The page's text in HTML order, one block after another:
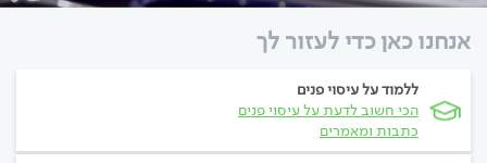
אנחנו כאן כדי לעזור לך
ללמוד על עיסוי פנים
הכי חשוב לדעת על עיסוי פנים
כתבות ומאמרים